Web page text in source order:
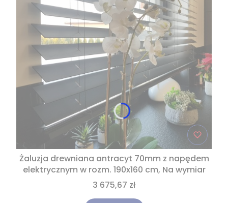
Żaluzja drewniana antracyt 70mm z napędem
elektrycznym w rozm. 190x160 cm, Na wymiar
3 675,67 zł